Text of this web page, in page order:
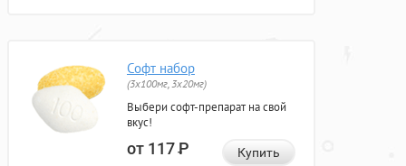
Софт набор
(3x100мг, 3x20мг)
Выбери софт-препарат на свой
вкус!
от 117Р Купить